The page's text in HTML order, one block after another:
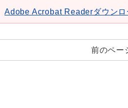
Adobe Acrobat Readerダウンロ
前のペー